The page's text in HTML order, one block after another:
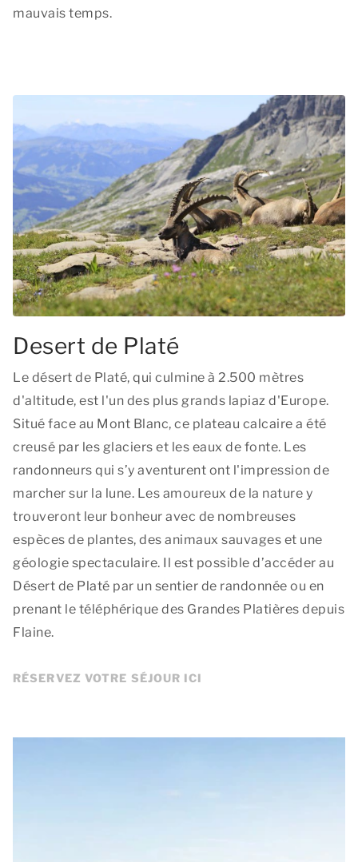
mauvais temps.
Desert de Platé
Le désert de Platé, qui culmine à 2.500 mètres
d'altitude, est l'un des plus grands lapiaz d'Europe.
Situé face au Mont Blanc, ce plateau calcaire a été
creusé par les glaciers et les eaux de fonte. Les
randonneurs qui s’y aventurent ont l'impression de
marcher sur la lune. Les amoureux de la nature y
trouveront leur bonheur avec de nombreuses
espèces de plantes, des animaux sauvages et une
géologie spectaculaire. Il est possible d’accéder au
Désert de Platé par un sentier de randonnée ou en
prenant le téléphérique des Grandes Platières depuis
Flaine.
RÉSERVEZ VOTRE SÉJOUR ICI